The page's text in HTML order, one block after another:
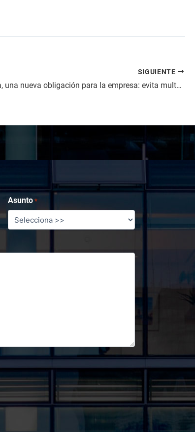
SIGUIENTE
Canal de denuncia, una nueva obligación para la empresa: evita multas de hasta un millón de euros
Asunto *